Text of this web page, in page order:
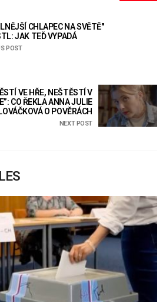
CHLAPEC NA SVĚTĚ"
JAK TEĎ VYPADÁ
POST
VE HŘE, NEŠTĚSTÍ V
CO ŘEKLA ANNA JULIE
O POVĚRÁCH
NEXT POST